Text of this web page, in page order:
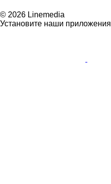
© 2026 Linemedia
Установите наши приложения